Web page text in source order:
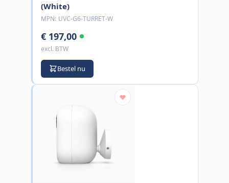
(White)
MPN: UVC-G6-TURRET-W
€ 197,00
excl. BTW
Bestel nu